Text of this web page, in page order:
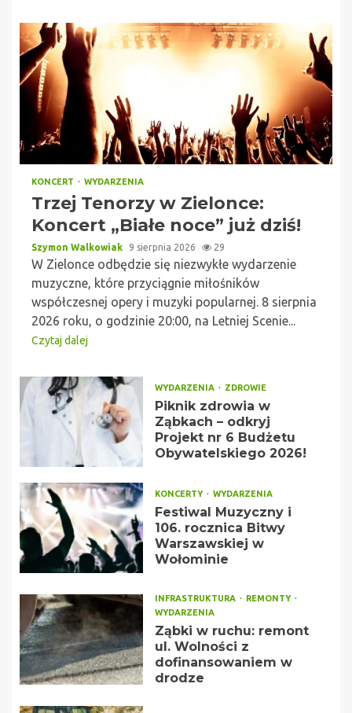
KONCERT WYDARZENIA
Trzej Tenorzy w Zielonce:
Koncert „Białe noce” już dziś!
Szymon Walkowiak 9 sierpnia 2026 29
W Zielonce odbędzie się niezwykłe wydarzenie
muzyczne, które przyciągnie miłośników
współczesnej opery i muzyki popularnej. 8 sierpnia
2026 roku, o godzinie 20:00, na Letniej Scenie...
Czytaj dalej
WYDARZENIA ZDROWIE
Piknik zdrowia w
Ząbkach – odkryj
Projekt nr 6 Budżetu
Obywatelskiego 2026!
KONCERTY WYDARZENIA
Festiwal Muzyczny i
106. rocznica Bitwy
Warszawskiej w
Wołominie
INFRASTRUKTURA
REMONTY
WYDARZENIA
Ząbki w ruchu: remont
ul. Wolności z
dofinansowaniem w
drodze